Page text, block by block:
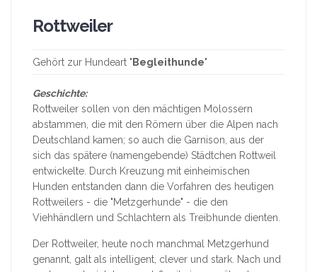
Rottweiler
Gehört zur Hundeart " Begleithunde"
Geschichte:
Rottweiler sollen von den mächtigen Molossern
abstammen, die mit den Römern über die Alpen nach
Deutschland kamen; so auch die Garnison, aus der
sich das spätere (namengebende) Städtchen Rottweil
entwickelte. Durch Kreuzung mit einheimischen
Hunden entstanden dann die Vorfahren des heutigen
Rottweilers - die "Metzgerhunde" - die den
Viehhändlern und Schlachtern als Treibhunde dienten.
Der Rottweiler, heute noch manchmal Metzgerhund
genannt, galt als intelligent, clever und stark. Nach und